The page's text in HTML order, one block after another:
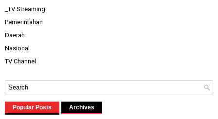
_TV Streaming
Pemerintahan
Daerah
Nasional
TV Channel
Popular Posts Archives